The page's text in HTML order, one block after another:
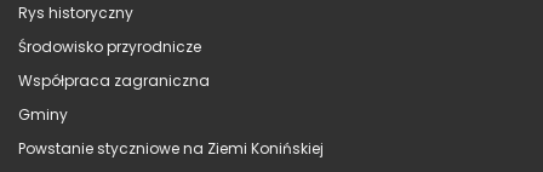
Rys historyczny
Środowisko przyrodnicze
Współpraca zagraniczna
Gminy
Powstanie styczniowe na Ziemi Konińskiej